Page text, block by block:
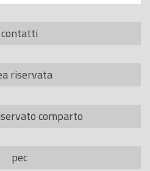
contatti
riservata
comparto
pec